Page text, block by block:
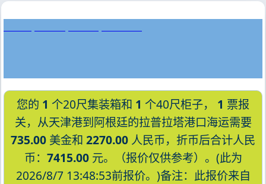
您的 1 个20尺集装箱和 1 个40尺柜子， 1 票报
关，从天津港到阿根廷的拉普拉塔港口海运需要
735.00 美金和 2270.00 人民币，折币后合计人民
币： 7415.00元。（报价仅供参考）。(此为
2026/8/7 13:48:53前报价。)备注：此报价来自